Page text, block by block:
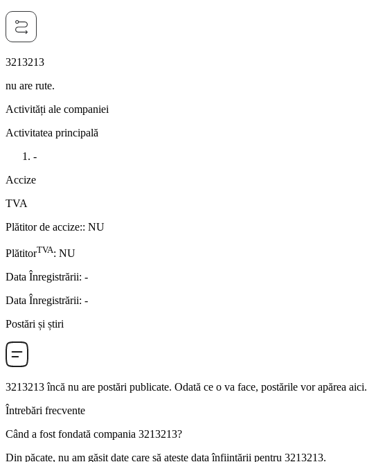
3213213
nu are rute.
Activități ale companiei
Activitatea principală
-
Accize
TVA
Plătitor de accize:: NU
PlătitorTVA: NU
Data Înregistrării: -
Data Înregistrării: -
Postări și știri
3213213încă nu are postări publicate. Odată ce o va face, postările vor apărea aici.
Întrebări frecvente
Când a fost fondată compania 3213213?
Din păcate, nu am găsit date care să ateste data înființării pentru 3213213.